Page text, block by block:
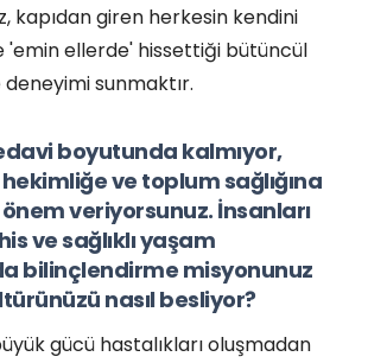
kapıdan giren herkesin kendini
'emin ellerde' hissettiği bütüncül
sunmaktır.
boyutunda kalmıyor,
ve toplum sağlığına
veriyorsunuz. İnsanları
ve sağlıklı yaşam
bilinçlendirme misyonunuz
nasıl besliyor?
gücü hastalıkları oluşmadan